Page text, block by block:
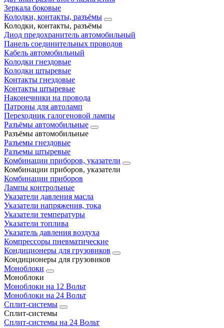
Зеркала боковые
Колодки, контакты, разъёмы
Колодки, контакты, разъёмы
Диод предохранитель автомобильный
Панель соединительных проводов
Кабель автомобильный
Колодки гнездовые
Колодки штыревые
Контакты гнездовые
Контакты штыревые
Наконечники на провода
Патроны для автоламп
Переходник галогеновой лампы
Разъёмы автомобильные
Разъёмы автомобильные
Разъемы гнездовые
Разъемы штыревые
Комбинации приборов, указатели
Комбинации приборов, указатели
Комбинации приборов
Лампы контрольные
Указатели давления масла
Указатели напряжения, тока
Указатели температуры
Указатели топлива
Указатель давления воздуха
Компрессоры пневматические
Кондиционеры для грузовиков
Кондиционеры для грузовиков
Моноблоки
Моноблоки
Моноблоки на 12 Вольт
Моноблоки на 24 Вольт
Сплит-системы
Сплит-системы
Сплит‑системы на 24 Вольт